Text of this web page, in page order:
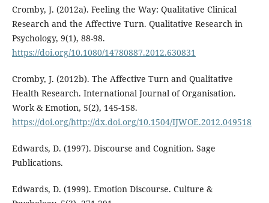
Cromby, J. (2012a). Feeling the Way: Qualitative Clinical
Research and the Affective Turn. Qualitative Research in
Psychology, 9(1), 88-98.
https://doi.org/10.1080/14780887.2012.630831
Cromby, J. (2012b). The Affective Turn and Qualitative
Health Research. International Journal of Organisation.
Work & Emotion, 5(2), 145-158.
https://doi.org/http://dx.doi.org/10.1504/IJWOE.2012.049518
Edwards, D. (1997). Discourse and Cognition. Sage
Publications.
Edwards, D. (1999). Emotion Discourse. Culture &